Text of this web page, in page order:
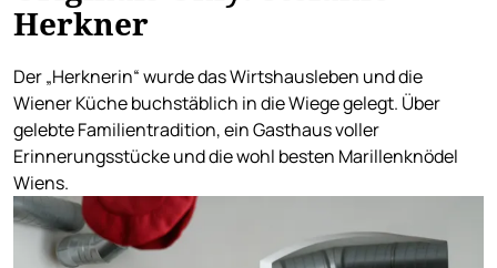
Herkner
Der „Herknerin“ wurde das Wirtshausleben und die
Wiener Küche buchstäblich in die Wiege gelegt. Über
gelebte Familientradition, ein Gasthaus voller
Erinnerungsstücke und die wohl besten Marillenknödel
Wiens.